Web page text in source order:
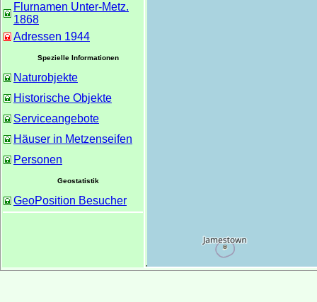
Flurnamen Unter-Metz.
1868
Adressen 1944
Spezielle Informationen
Naturobjekte
Historische Objekte
Serviceangebote
Häuser in Metzenseifen
Personen
Geostatistik
GeoPosition Besucher
530